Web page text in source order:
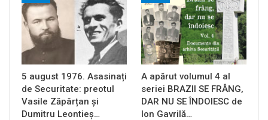
5 august 1976. Asasinați
de Securitate: preotul
Vasile Zăpârțan și
Dumitru Leontieș…
A apărut volumul 4 al
seriei BRAZII SE FRÂNG,
DAR NU SE ÎNDOIESC de
Ion Gavrilă…